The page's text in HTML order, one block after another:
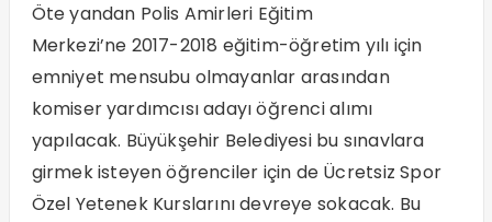
Öte yandan Polis Amirleri Eğitim
Merkezi’ne 2017-2018 eğitim-öğretim yılı için
emniyet mensubu olmayanlar arasından
komiser yardımcısı adayı öğrenci alımı
yapılacak. Büyükşehir Belediyesi bu sınavlara
girmek isteyen öğrenciler için de Ücretsiz Spor
Özel Yetenek Kurslarını devreye sokacak. Bu